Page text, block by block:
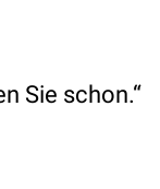
Sie schon.“